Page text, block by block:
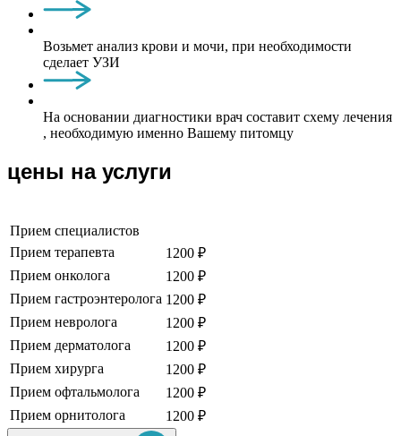
Возьмет анализ крови и мочи, при необходимости
сделает УЗИ
На основании диагностики врач составит схему лечения
, необходимую именно Вашему питомцу
цены на услуги
Прием специалистов
Прием терапевта
1200 ₽
Прием онколога
1200 ₽
Прием гастроэнтеролога 1200 ₽
Прием невролога
1200 ₽
Прием дерматолога
1200 ₽
Прием хирурга
1200 ₽
Прием офтальмолога
1200 ₽
Прием орнитолога
1200 ₽